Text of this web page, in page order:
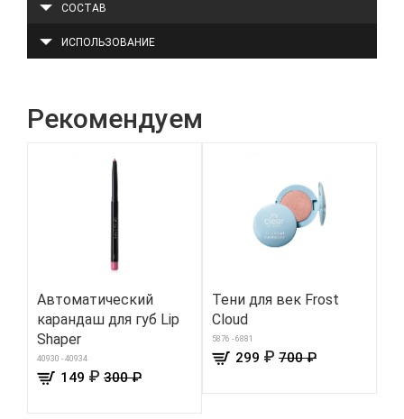
СОСТАВ
ИСПОЛЬЗОВАНИЕ
Рекомендуем
Автоматический
карандаш для губ Lip
Shaper
40930 - 40934
149 ₽ 300 ₽
Тени для век Frost
Cloud
5876 - 6881
299 ₽ 700 ₽